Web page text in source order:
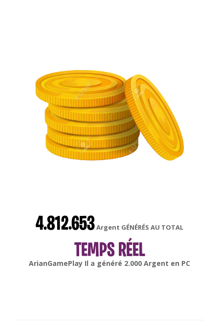
4.812.653Argent GÉNÉRÉS AU TOTAL
TEMPS RÉEL
gonsabellaIl a généré6.000Argent enAndroid